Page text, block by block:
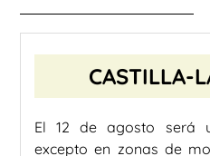
CASTILLA-
El 12 de agosto será
excepto en zonas de